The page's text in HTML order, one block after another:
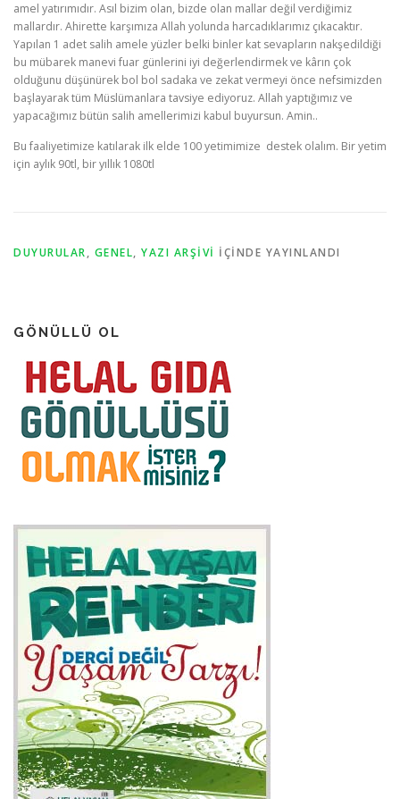
amel yatırımıdır. Asıl bizim olan, bizde olan mallar değil verdiğimiz
mallardır. Ahirette karşımıza Allah yolunda harcadıklarımız çıkacaktır.
Yapılan 1 adet salih amele yüzler belki binler kat sevapların nakşedildiği
bu mübarek manevi fuar günlerini iyi değerlendirmek ve kârın çok
olduğunu düşünürek bol bol sadaka ve zekat vermeyi önce nefsimizden
başlayarak tüm Müslümanlara tavsiye ediyoruz. Allah yaptığımız ve
yapacağımız bütün salih amellerimizi kabul buyursun. Amin..
Bu faaliyetimize katılarak ilk elde 100 yetimimize destek olalım. Bir yetim
için aylık 90tl, bir yıllık 1080tl
DUYURULAR, GENEL, YAZI ARŞIVI IÇINDE YAYINLANDI
GÖNÜLLÜ OL